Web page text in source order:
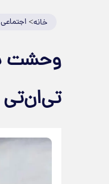
خانه>اجتماعی
تی‌ان‌تی